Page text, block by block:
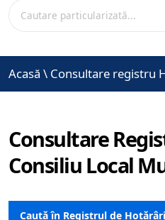
Acasă \ Consultare registru
Consultare
Consiliu Local
Caută în Registrul de